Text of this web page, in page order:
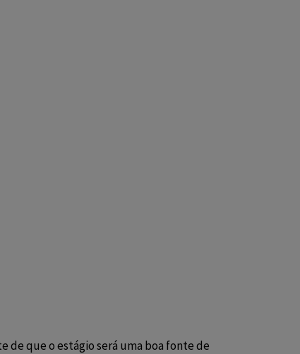
de que o estágio será uma boa fonte de